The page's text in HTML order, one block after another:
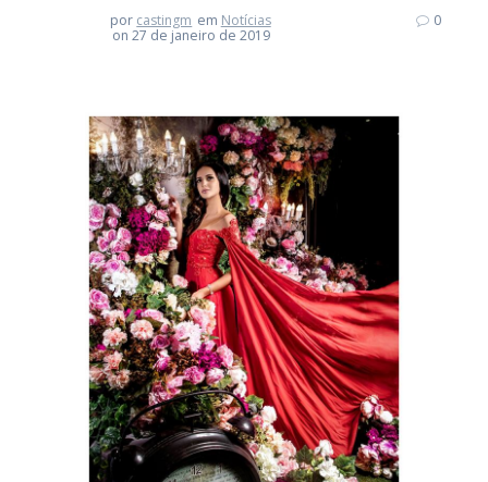
por castingm em Notícias
on 27 de janeiro de 2019
0